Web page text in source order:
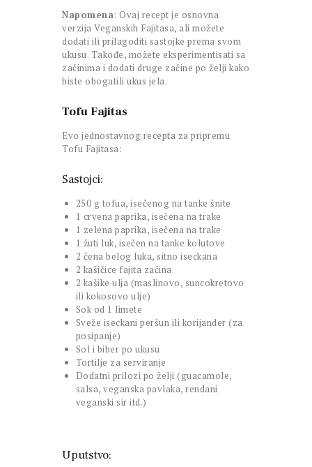
Napomena: Ovaj recept je osnovna
verzija Veganskih Fajitasa, ali možete
dodati ili prilagoditi sastojke prema svom
ukusu. Takođe, možete eksperimentisati sa
začinima i dodati druge začine po želji kako
biste obogatili ukus jela.
Tofu Fajitas
Evo jednostavnog recepta za pripremu
Tofu Fajitasa:
Sastojci:
250 g tofua, isečenog na tanke šnite
1 crvena paprika, isečena na trake
1 zelena paprika, isečena na trake
1 žuti luk, isečen na tanke kolutove
2 čena belog luka, sitno iseckana
2 kašičice fajita začina
2 kašike ulja (maslinovo, suncokretovo
ili kokosovo ulje)
Sok od 1 limete
Sveže iseckani peršun ili korijander (za
posipanje)
Sol i biber po ukusu
Tortilje za serviranje
Dodatni prilozi po želji (guacamole,
salsa, veganska pavlaka, rendani
veganski sir itd.)
Uputstvo: